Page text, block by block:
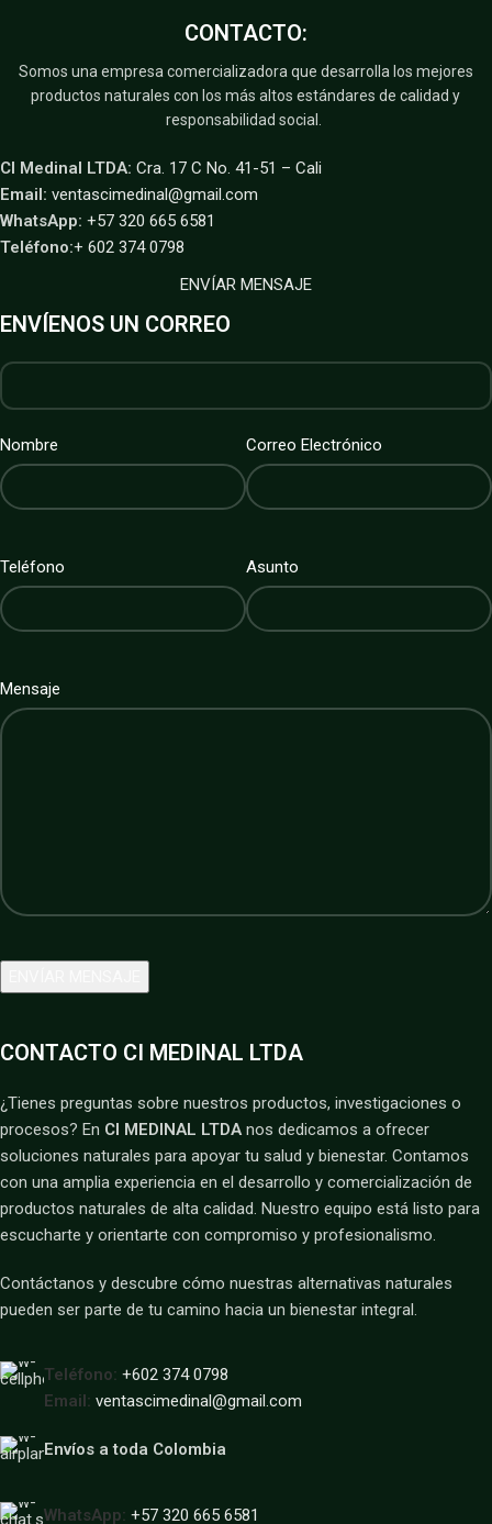
CONTACTO:
Somos una empresa comercializadora que desarrolla los mejores
productos naturales con los más altos estándares de calidad y
responsabilidad social.
CI Medinal LTDA: Cra. 17 C No. 41-51 – Cali
Email: ventascimedinal@gmail.com
WhatsApp: +57 320 665 6581
Teléfono:+ 602 374 0798
ENVÍAR MENSAJE
ENVÍENOS UN CORREO
Nombre Correo Electrónico
Teléfono Asunto
Mensaje
CONTACTO CI MEDINAL LTDA
¿Tienes preguntas sobre nuestros productos, investigaciones o
procesos? En CI MEDINAL LTDA nos dedicamos a ofrecer
soluciones naturales para apoyar tu salud y bienestar. Contamos
con una amplia experiencia en el desarrollo y comercialización de
productos naturales de alta calidad. Nuestro equipo está listo para
escucharte y orientarte con compromiso y profesionalismo.
Contáctanos y descubre cómo nuestras alternativas naturales
pueden ser parte de tu camino hacia un bienestar integral.
Teléfono: +602 374 0798
Email: ventascimedinal@gmail.com
Envíos a toda Colombia
WhatsApp: +57 320 665 6581